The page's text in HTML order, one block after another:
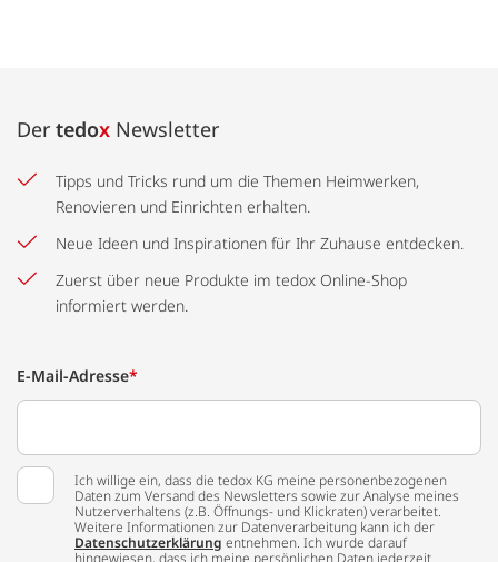
Der tedox Newsletter
Tipps und Tricks rund um die Themen Heimwerken,
Renovieren und Einrichten erhalten.
Neue Ideen und Inspirationen für Ihr Zuhause entdecken.
Zuerst über neue Produkte im tedox Online-Shop
informiert werden.
E-Mail-Adresse*
Ich willige ein, dass die tedox KG meine personenbezogenen
Daten zum Versand des Newsletters sowie zur Analyse meines
Nutzerverhaltens (z.B. Öffnungs- und Klickraten) verarbeitet.
Weitere Informationen zur Datenverarbeitung kann ich der
Datenschutzerklärung entnehmen. Ich wurde darauf
hingewiesen, dass ich meine persönlichen Daten jederzeit